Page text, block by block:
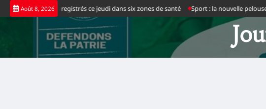
Skip
to
Août 8, 2026
ce jeudi dans six zones de santé Sport : la nouvelle pelouse synthétique du